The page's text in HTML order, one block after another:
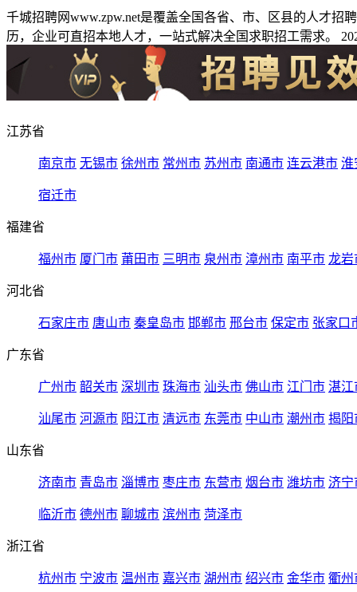
千城招聘网www.zpw.net是覆盖全国各省、市、区县的人才
历，企业可直招本地人才，一站式解决全国求职招工需求。
江苏省
南京市 无锡市 徐州市 常州市 苏州市 南通市 连云港市 淮
宿迁市
福建省
福州市 厦门市 莆田市 三明市 泉州市 漳州市 南平市 龙岩
河北省
石家庄市 唐山市 秦皇岛市 邯郸市 邢台市 保定市 张家口
广东省
广州市 韶关市 深圳市 珠海市 汕头市 佛山市 江门市 湛江
汕尾市 河源市 阳江市 清远市 东莞市 中山市 潮州市 揭阳
山东省
济南市 青岛市 淄博市 枣庄市 东营市 烟台市 潍坊市 济宁
临沂市 德州市 聊城市 滨州市 菏泽市
浙江省
杭州市 宁波市 温州市 嘉兴市 湖州市 绍兴市 金华市 衢州